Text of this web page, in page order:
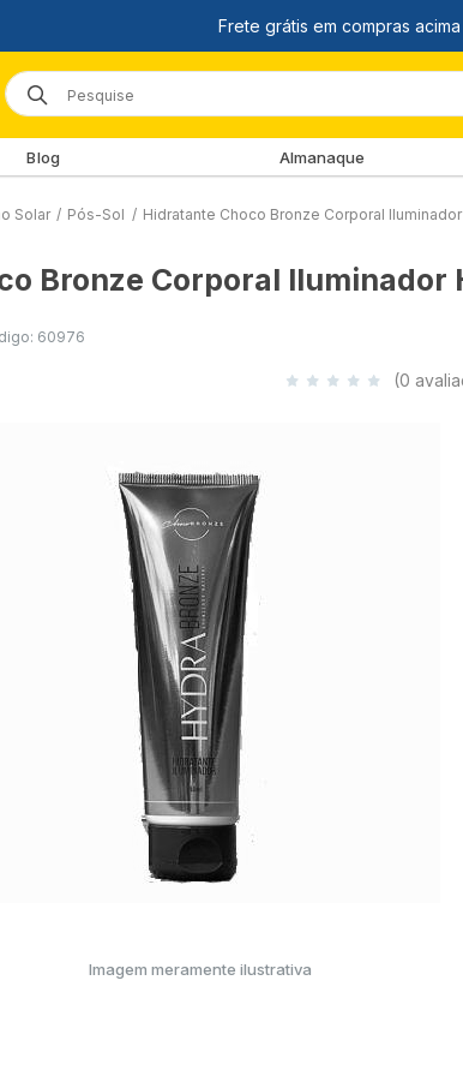
Blog Almanaque
Solar / Pós-Sol / Hidratante Choco Bronze Corporal
Bronze Corporal Iluminador
60976
(0
Imagem meramente ilustrativa